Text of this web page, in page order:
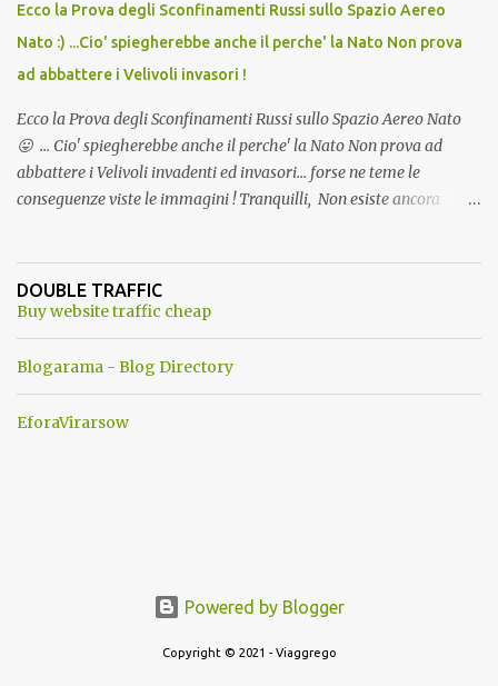
Ecco la Prova degli Sconfinamenti Russi sullo Spazio Aereo
Nato :) ...Cio' spiegherebbe anche il perche' la Nato Non prova
ad abbattere i Velivoli invasori !
Ecco la Prova degli Sconfinamenti Russi sullo Spazio Aereo Nato
😛 ... Cio' spiegherebbe anche il perche' la Nato Non prova ad
abbattere i Velivoli invadenti ed invasori... forse ne teme le
conseguenze viste le immagini ! Tranquilli, Non esiste ancora
ancora una fantasia Nato o forse una "False Flag", per provocare
una guerra mondiale che difficilmente da menti sane, potrebbe
DOUBLE TRAFFIC
Buy website traffic cheap
Blogarama - Blog Directory
EforaVirarsow
Powered by Blogger
Copyright © 2021 - Viaggrego